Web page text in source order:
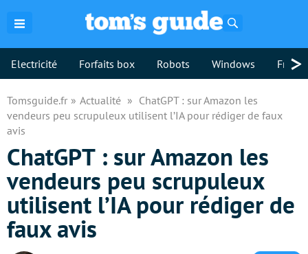
Electricité Forfaits box Robots Windows >
Tomsguide.fr Actualité
ChatGPT : sur Amazon les
vendeurs peu scrupuleux utilisent l’IA pour rédiger de faux
avis
ChatGPT : sur Amazon les
vendeurs peu scrupuleux
utilisent l’IA pour rédiger de
faux avis